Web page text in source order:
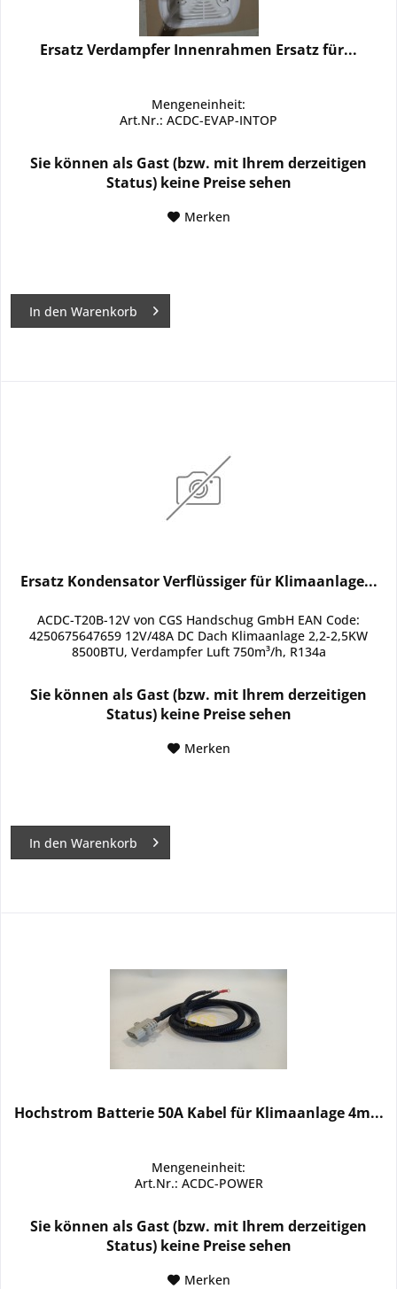
Ersatz Verdampfer Innenrahmen Ersatz für...
Mengeneinheit:
Art.Nr.: ACDC-EVAP-INTOP
Sie können als Gast (bzw. mit Ihrem derzeitigen
Status) keine Preise sehen
Merken
In den Warenkorb
Ersatz Kondensator Verflüssiger für Klimaanlage...
ACDC-T20B-12V von CGS Handschug GmbH EAN Code:
4250675647659 12V/48A DC Dach Klimaanlage 2,2-2,5KW
8500BTU, Verdampfer Luft 750m³/h, R134a
Sie können als Gast (bzw. mit Ihrem derzeitigen
Status) keine Preise sehen
Merken
In den Warenkorb
Hochstrom Batterie 50A Kabel für Klimaanlage 4m...
Mengeneinheit:
Art.Nr.: ACDC-POWER
Sie können als Gast (bzw. mit Ihrem derzeitigen
Status) keine Preise sehen
Merken